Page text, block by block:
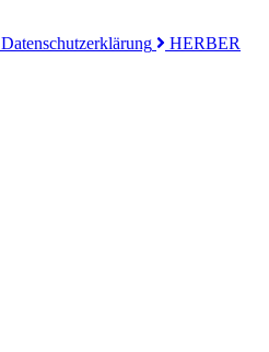
Datenschutzerklärung
HERBER